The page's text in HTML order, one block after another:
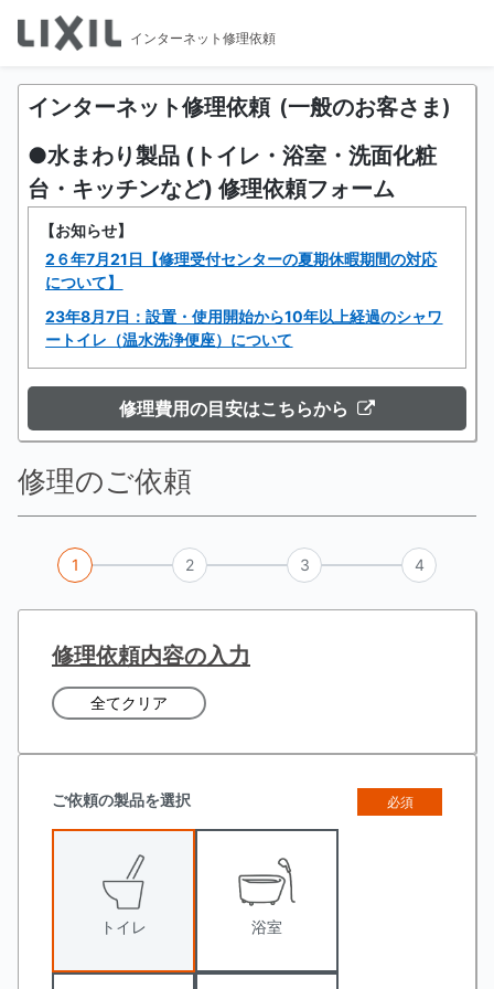
インターネット修理依頼
インターネット修理依頼 (一般のお客さま)
●水まわり製品 (トイレ・浴室・洗面化粧
台・キッチンなど) 修理依頼フォーム
【お知らせ】
2６年7月21日【修理受付センターの夏期休暇期間の対応
について】
23年8月7日：設置・使用開始から10年以上経過のシャワ
ートイレ（温水洗浄便座）について
修理費用の目安はこちらから
修理のご依頼
1 2 3 4
修理依頼内容の入力
全てクリア
ご依頼の製品を選択
トイレ 浴室